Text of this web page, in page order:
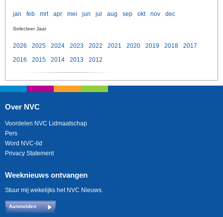
jan feb mrt apr mei jun jul aug sep okt nov dec
Selecteer Jaar
2026 2025 2024 2023 2022 2021 2020 2019 2018
2017
2016
2015 2014 2013 2012
Over NVC
Voordelen NVC Lidmaatschap
Pers
Word NVC-lid
Privacy Statement
Weeknieuws ontvangen
Stuur mij wekelijks het NVC Nieuws.
Aanmelden